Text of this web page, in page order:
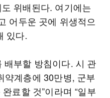
위배된다. 여기에는
어두운 곳에 위생적으
있다.
배부할 방침이다. 시 관
약계층에 30만병, 군부
료할 것”이라며 “일부